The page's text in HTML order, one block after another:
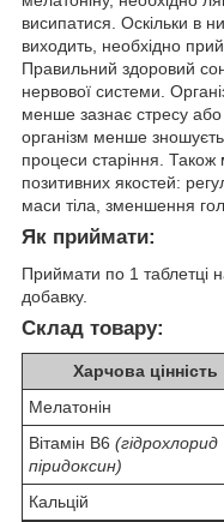
висипатися. Оскільки в
виходить, необхідно
Правильний здоровий
нервової системи.
менше зазнає стресу або
організм менше
процеси старіння. Також
позитивних якостей:
маси тіла, зменшення
Як приймати:
Приймати по 1 таблетці
добавку.
Склад товару:
Харчова цінність
Мелатонін
Вітамін В6 (гідрохлорид
піридоксин)
Кальцій